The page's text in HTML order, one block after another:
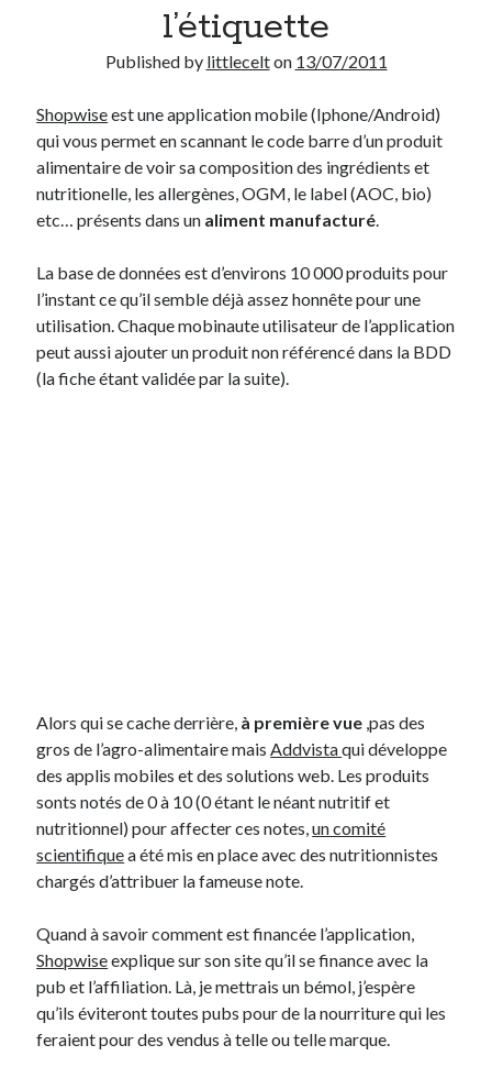
Derniers Commentaires
JFdansC’était pas mieux avant… à Lyon
littleceltdansComment j’ai opéré ma vélorution toute personnelle
Anthonydans Comment j’ai opéré ma vélorution toute personnelle
Renaud DucherdansComment j’ai opéré ma vélorution toute
personnelle
Commentaires récents
dans
JF
C’était pas mieux avant… à Lyon
Comment j’ai opéré ma vélorution toute personnelle
Geek
Green
Humeur
Lectures
Lyon
Lyon à Livre Ouvert
Mini-monsieur
Parole de Follower
Patchwork
Photos
Post inutile
Proust
l’étiquette
Published by littlecelton 13/07/2011
Shopwiseest une application mobile (Iphone/Android)
qui vous permet en scannant le code barre d’un produit
alimentaire de voir sa composition des ingrédients et
nutritionelle, les allergènes, OGM, le label (AOC, bio)
etc… présents dans un aliment manufacturé.
La base de données est d’environs 10 000 produits pour
l’instant ce qu’il semble déjà assez honnête pour une
utilisation. Chaque mobinaute utilisateur de l’application
peut aussi ajouter un produit non référencé dans la BDD
(la fiche étant validée par la suite).
Alors qui se cache derrière, à première vue ,pas des
gros de l’agro-alimentaire maisAddvistaqui développe
des applis mobiles et des solutions web. Les produits
sonts notés de 0 à 10 (0 étant le néant nutritif et
nutritionnel) pour affecter ces notes,un comité
scientifiquea été mis en place avec des nutritionnistes
chargés d’attribuer la fameuse note.
Quand à savoir comment est financée l’application,
Shopwiseexplique sur son site qu’il se finance avec la
pub et l’affiliation. Là, je mettrais un bémol, j’espère
qu’ils éviteront toutes pubs pour de la nourriture qui les
feraient pour des vendus à telle ou telle marque.